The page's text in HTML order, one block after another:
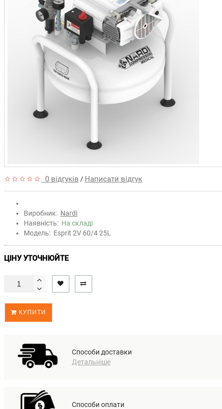
0 відгуків / Написати відгук
Виробник: Nardi
Наявність: На складі
Модель: Esprit 2V 60/4 25L
ЦІНУ УТОЧНЮЙТЕ
КУПИТИ
Способи доставки
Детальніше
Способи оплати